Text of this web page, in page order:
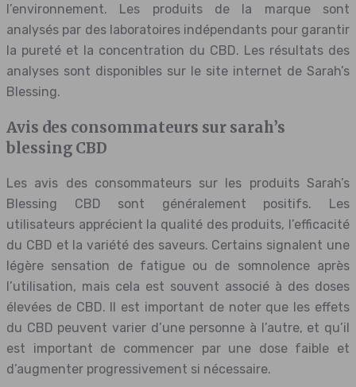
l’environnement. Les produits de la marque sont
analysés par des laboratoires indépendants pour garantir
la pureté et la concentration du CBD. Les résultats des
analyses sont disponibles sur le site internet de Sarah’s
Blessing.
Avis des consommateurs sur sarah’s
blessing CBD
Les avis des consommateurs sur les produits Sarah’s
Blessing CBD sont généralement positifs. Les
utilisateurs apprécient la qualité des produits, l’efficacité
du CBD et la variété des saveurs. Certains signalent une
légère sensation de fatigue ou de somnolence après
l’utilisation, mais cela est souvent associé à des doses
élevées de CBD. Il est important de noter que les effets
du CBD peuvent varier d’une personne à l’autre, et qu’il
est important de commencer par une dose faible et
d’augmenter progressivement si nécessaire.